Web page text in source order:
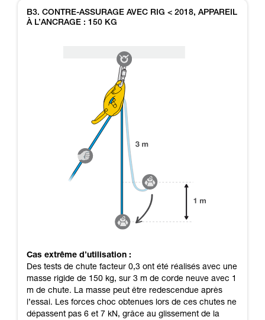
B3. CONTRE-ASSURAGE AVEC RIG < 2018, APPAREIL
À L’ANCRAGE : 150 KG
Cas extrême d’utilisation :
Des tests de chute facteur 0,3 ont été réalisés avec une
masse rigide de 150 kg, sur 3 m de corde neuve avec 1
m de chute. La masse peut être redescendue après
l’essai. Les forces choc obtenues lors de ces chutes ne
dépassent pas 6 et 7 kN, grâce au glissement de la